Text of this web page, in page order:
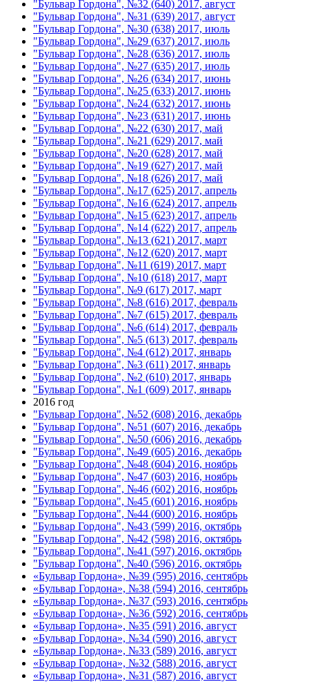
"Бульвар Гордона", №32 (640) 2017, август
"Бульвар Гордона", №31 (639) 2017, август
"Бульвар Гордона", №30 (638) 2017, июль
"Бульвар Гордона", №29 (637) 2017, июль
"Бульвар Гордона", №28 (636) 2017, июль
"Бульвар Гордона", №27 (635) 2017, июль
"Бульвар Гордона", №26 (634) 2017, июнь
"Бульвар Гордона", №25 (633) 2017, июнь
"Бульвар Гордона", №24 (632) 2017, июнь
"Бульвар Гордона", №23 (631) 2017, июнь
"Бульвар Гордона", №22 (630) 2017, май
"Бульвар Гордона", №21 (629) 2017, май
"Бульвар Гордона", №20 (628) 2017, май
"Бульвар Гордона", №19 (627) 2017, май
"Бульвар Гордона", №18 (626) 2017, май
"Бульвар Гордона", №17 (625) 2017, апрель
"Бульвар Гордона", №16 (624) 2017, апрель
"Бульвар Гордона", №15 (623) 2017, апрель
"Бульвар Гордона", №14 (622) 2017, апрель
"Бульвар Гордона", №13 (621) 2017, март
"Бульвар Гордона", №12 (620) 2017, март
"Бульвар Гордона", №11 (619) 2017, март
"Бульвар Гордона", №10 (618) 2017, март
"Бульвар Гордона", №9 (617) 2017, март
"Бульвар Гордона", №8 (616) 2017, февраль
"Бульвар Гордона", №7 (615) 2017, февраль
"Бульвар Гордона", №6 (614) 2017, февраль
"Бульвар Гордона", №5 (613) 2017, февраль
"Бульвар Гордона", №4 (612) 2017, январь
"Бульвар Гордона", №3 (611) 2017, январь
"Бульвар Гордона", №2 (610) 2017, январь
"Бульвар Гордона", №1 (609) 2017, январь
2016 год
"Бульвар Гордона", №52 (608) 2016, декабрь
"Бульвар Гордона", №51 (607) 2016, декабрь
"Бульвар Гордона", №50 (606) 2016, декабрь
"Бульвар Гордона", №49 (605) 2016, декабрь
"Бульвар Гордона", №48 (604) 2016, ноябрь
"Бульвар Гордона", №47 (603) 2016, ноябрь
"Бульвар Гордона", №46 (602) 2016, ноябрь
"Бульвар Гордона", №45 (601) 2016, ноябрь
"Бульвар Гордона", №44 (600) 2016, ноябрь
"Бульвар Гордона", №43 (599) 2016, октябрь
"Бульвар Гордона", №42 (598) 2016, октябрь
"Бульвар Гордона", №41 (597) 2016, октябрь
"Бульвар Гордона", №40 (596) 2016, октябрь
«Бульвар Гордона», №39 (595) 2016, сентябрь
«Бульвар Гордона», №38 (594) 2016, сентябрь
«Бульвар Гордона», №37 (593) 2016, сентябрь
«Бульвар Гордона», №36 (592) 2016, сентябрь
«Бульвар Гордона», №35 (591) 2016, август
«Бульвар Гордона», №34 (590) 2016, август
«Бульвар Гордона», №33 (589) 2016, август
«Бульвар Гордона», №32 (588) 2016, август
«Бульвар Гордона», №31 (587) 2016, август